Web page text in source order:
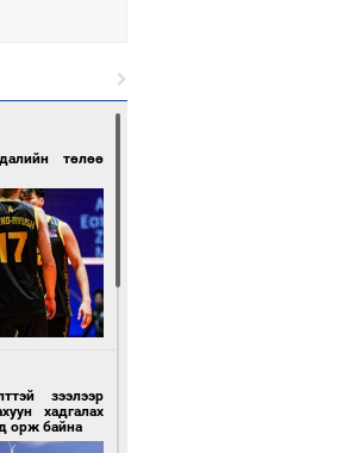
төлөө
зээлээр
хадгалах
орж байна